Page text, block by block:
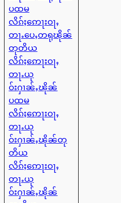
ပထမ
လိၵ်ႈဢေႃးဝႃႇ
တႃႉပေႇတရုၽိုၼ်
တုတိယ
လိၵ်ႈဢေႃးဝႃႇ
တႃႉယု
ဝ်းႁၢၼ်ႇၽိုၼ်
ပထမ
လိၵ်ႈဢေႃးဝႃႇ
တႃႉယု
ဝ်းႁၢၼ်ႇၽိုၼ်တု
တိယ
လိၵ်ႈဢေႃးဝႃႇ
တႃႉယု
ဝ်းႁၢၼ်ႇၽိုၼ်